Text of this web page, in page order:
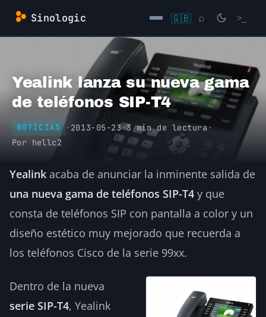
Saltar
contenido
Sinologic 🇬🇧 ⌕ >_
Yealink lanza su nueva gama
de teléfonos SIP-T4
NOTICIAS · 2013-05-23· 3 min de lectura ·
Por hellc2
Yealink acaba de anunciar la inminente salida de
una nueva gama de teléfonos SIP-T4 y que
consta de teléfonos SIP con pantalla a color y un
diseño estético muy mejorado que recuerda a
los teléfonos Cisco de la serie 99xx.
Dentro de la nueva
serie SIP-T4, Yealink